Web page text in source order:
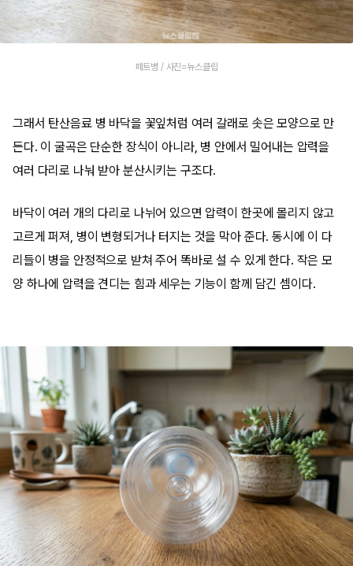
페트병 / 사진=뉴스클립
그래서 탄산음료 병 바닥을 꽃잎처럼 여러 갈래로 솟은 모양으로 만
든다. 이 굴곡은 단순한 장식이 아니라, 병 안에서 밀어내는 압력을
여러 다리로 나눠 받아 분산시키는 구조다.
바닥이 여러 개의 다리로 나뉘어 있으면 압력이 한곳에 몰리지 않고
고르게 퍼져, 병이 변형되거나 터지는 것을 막아 준다. 동시에 이 다
리들이 병을 안정적으로 받쳐 주어 똑바로 설 수 있게 한다. 작은 모
양 하나에 압력을 견디는 힘과 세우는 기능이 함께 담긴 셈이다.